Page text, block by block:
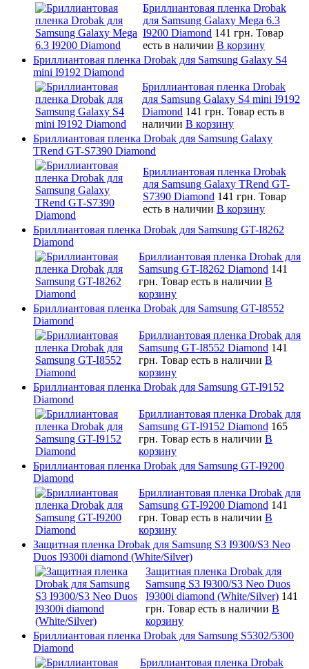
Бриллиантовая пленка Drobak
для Samsung Galaxy Mega 6.3
I9200 Diamond 141 грн. Товар
есть в наличии В корзину
Бриллиантовая пленка Drobak для Samsung Galaxy S4
mini I9192 Diamond
Бриллиантовая пленка Drobak
для Samsung Galaxy S4 mini I9192
Diamond 141 грн. Товар есть в
наличии В корзину
Бриллиантовая пленка Drobak для Samsung Galaxy
TRend GT-S7390 Diamond
Бриллиантовая пленка Drobak
для Samsung Galaxy TRend GT-
S7390 Diamond 141 грн. Товар
есть в наличии В корзину
Бриллиантовая пленка Drobak для Samsung GT-I8262
Diamond
Бриллиантовая пленка Drobak для
Samsung GT-I8262 Diamond 141
грн. Товар есть в наличии В
корзину
Бриллиантовая пленка Drobak для Samsung GT-I8552
Diamond
Бриллиантовая пленка Drobak для
Samsung GT-I8552 Diamond 141
грн. Товар есть в наличии В
корзину
Бриллиантовая пленка Drobak для Samsung GT-I9152
Diamond
Бриллиантовая пленка Drobak для
Samsung GT-I9152 Diamond 165
грн. Товар есть в наличии В
корзину
Бриллиантовая пленка Drobak для Samsung GT-I9200
Diamond
Бриллиантовая пленка Drobak для
Samsung GT-I9200 Diamond 141
грн. Товар есть в наличии В
корзину
Защитная пленка Drobak для Samsung S3 I9300/S3 Neo
Duos I9300i diamond (White/Silver)
Защитная пленка Drobak для
Samsung S3 I9300/S3 Neo Duos
I9300i diamond (White/Silver) 141
грн. Товар есть в наличии В
корзину
Бриллиантовая пленка Drobak для Samsung S5302/5300
Diamond
Бриллиантовая пленка Drobak